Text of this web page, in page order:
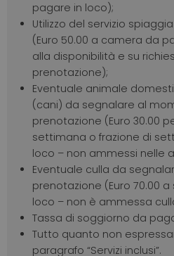
pagare in loco);
Utilizzo del servizio
(Euro 50.00 a camera da
alla disponibilità e su
prenotazione);
Eventuale animale
(cani) da segnalare al
prenotazione (Euro 30.00
settimana o frazione di
loco – non ammessi nelle
Eventuale culla da
prenotazione (Euro 70.00
loco – non è ammessa
Tassa di soggiorno da
Tutto quanto non
paragrafo “Servizi inclusi”.